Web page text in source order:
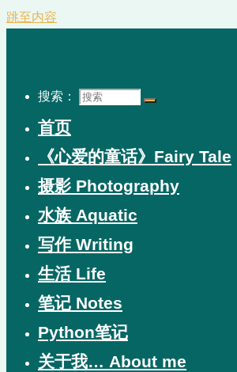
跳至内容
搜索：
首页
《心爱的童话》Fairy Tale
摄影 Photography
水族 Aquatic
写作 Writing
生活 Life
笔记 Notes
Python笔记
关于我… About me